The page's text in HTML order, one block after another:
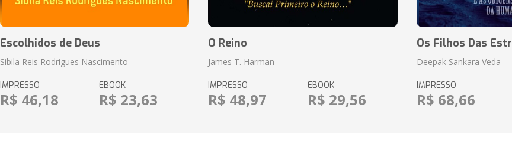
Escolhidos de Deus
Sibila Reis Rodrigues Nascimento
IMPRESSO
R$ 46,18
EBOOK
R$ 23,63
O Reino
James T. Harman
IMPRESSO
R$ 48,97
EBOOK
R$ 29,56
Os Filhos Das
Deepak Sankara Veda
IMPRESSO
R$ 68,66